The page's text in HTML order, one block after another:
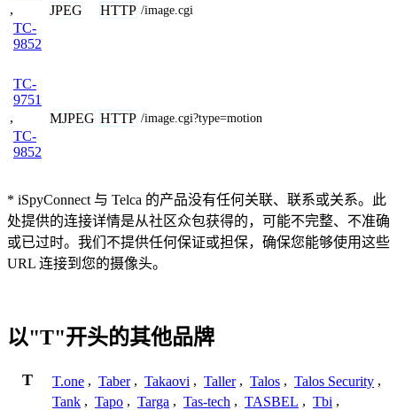
,
TC-
9852
JPEG HTTP /image.cgi
TC-
9751
,
TC-
9852
MJPEG HTTP /image.cgi?type=motion
* iSpyConnect 与 Telca 的产品没有任何关联、联系或关系。此
处提供的连接详情是从社区众包获得的，可能不完整、不准确
或已过时。我们不提供任何保证或担保，确保您能够使用这些
URL 连接到您的摄像头。
以"T"开头的其他品牌
T T.one , Taber , Takaovi , Taller , Talos , Talos Security ,
Tank , Tapo , Targa , Tas-tech , TASBEL , Tbi ,